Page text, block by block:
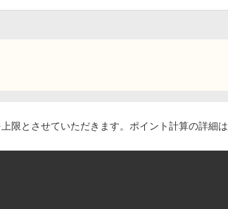
限とさせていただきます。ポイント計算の詳細は